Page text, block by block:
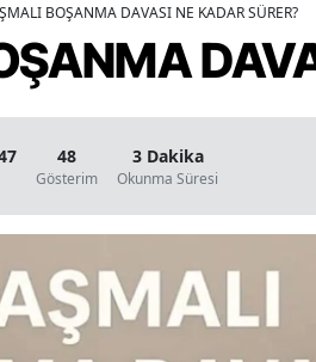
BOŞANMA DAVASI NE KADAR SÜRER?
48
Gösterim
3 Dakika
Okunma Süresi